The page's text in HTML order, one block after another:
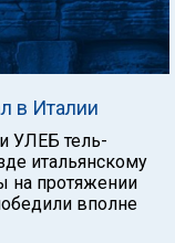
в Италии
УЛЕБ тель-
итальянскому
на протяжении
вполне